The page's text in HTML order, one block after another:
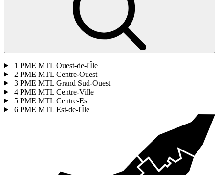
1 PME MTL Ouest-de-l'Île
2 PME MTL Centre-Ouest
3 PME MTL Grand Sud-Ouest
4 PME MTL Centre-Ville
5 PME MTL Centre-Est
6 PME MTL Est-de-l'Île